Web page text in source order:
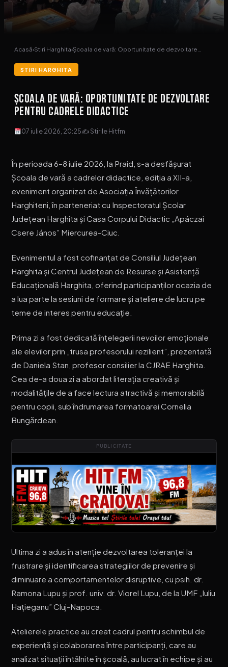
Acasă›Stiri Harghita›Școala de vară: Oportunitate de dezvoltare…
STIRI HARGHITA
Școala de vară: Oportunitate de dezvoltare
pentru cadrele didactice
07 iulie 2026, 20:25✍ Stirile Hitfm
În perioada 6–8 iulie 2026, la Praid, s-a desfășurat
Școala de vară a cadrelor didactice, ediția a XII-a,
eveniment organizat de Asociația Învățătorilor
Harghiteni, în parteneriat cu Inspectoratul Școlar
Județean Harghita și Casa Corpului Didactic „Apáczai
Csere János” Miercurea-Ciuc.
Evenimentul a fost cofinanțat de Consiliul Județean
Harghita și Centrul Județean de Resurse și Asistență
Educațională Harghita, oferind participanților ocazia de
a lua parte la sesiuni de formare și ateliere de lucru pe
teme de interes pentru educație.
Prima zi a fost dedicată înțelegerii nevoilor emoționale
ale elevilor prin „trusa profesorului rezilient”, prezentată
de Daniela Stan, profesor consilier la CJRAE Harghita.
Cea de-a doua zi a abordat literația creativă și
modalitățile de a face lectura atractivă și memorabilă
pentru copii, sub îndrumarea formatoarei Cornelia
Bungărdean.
PUBLICITATE
Ultima zi a adus în atenție dezvoltarea toleranței la
frustrare și identificarea strategiilor de prevenire și
diminuare a comportamentelor disruptive, cu psih. dr.
Ramona Lupu și prof. univ. dr. Viorel Lupu, de la UMF „Iuliu
Hațieganu” Cluj-Napoca.
Atelierele practice au creat cadrul pentru schimbul de
experiență și colaborarea între participanți, care au
analizat situații întâlnite în școală, au lucrat în echipe și au